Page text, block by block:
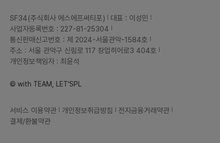
SF34(주식회사 에스에프써티포)
대표 : 이성민
사업자등록번호 : 227-81-25304
통신판매신고번호 : 제 2024-서울관악-1584호
주소 : 서울 관악구 신림로 117 창업히어로3 404호
개인정보책임자 : 최윤석
© with TEAM, LET'SPL
서비스 이용약관 개인정보취급방침
전자금융거래약관
결제/환불약관